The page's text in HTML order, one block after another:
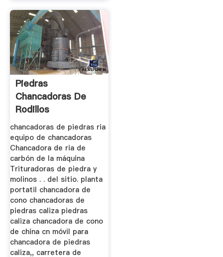
Piedras
Chancadoras De
Rodillos
chancadoras de piedras ria
equipo de chancadoras
Chancadora de ria de
carbón de la máquina
Trituradoras de piedra y
molinos . . del sitio. planta
portatil chancadora de
cono chancadoras de
piedras caliza piedras
caliza chancadora de cono
de china cn móvil para
chancadora de piedras
caliza,, carretera de